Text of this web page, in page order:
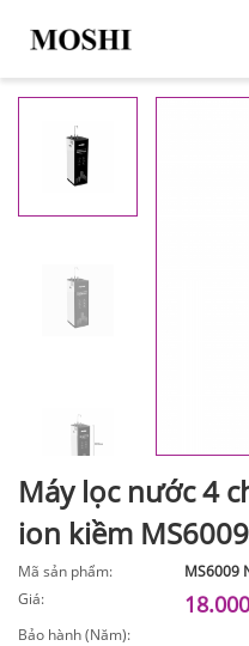
Máy lọc nước 4
ion kiềm
Mã sản phẩm:
MS6009
Giá:
Bảo hành (Năm):